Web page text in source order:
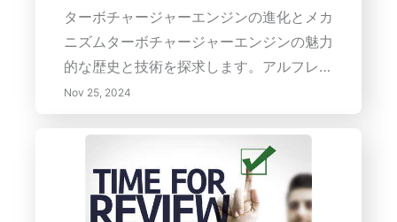
ターボチャージャーエンジンの進化とメカ
ニズムターボチャージャーエンジンの魅力
的な歴史と技術を探求します。アルフレッ
ド・ブキによる初期の開発から現代の一般
的な車両での応用までを紹介します。ター
ボチャージングがエンジンのサイズを増や
すことなく、排気ガスエネルギーを利用し
て出力を高める方法を学びます。燃費の改
善や排出ガスの削減を含むターボチャージ
Nov 25, 2024